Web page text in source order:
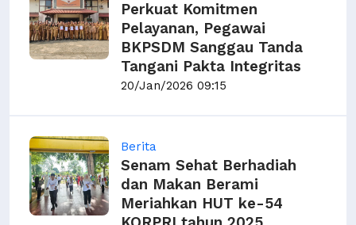
Perkuat Komitmen
Pelayanan, Pegawai
BKPSDM Sanggau Tanda
Tangani Pakta Integritas
20/Jan/2026 09:15
Berita
Senam Sehat Berhadiah
dan Makan Berami
Meriahkan HUT ke-54